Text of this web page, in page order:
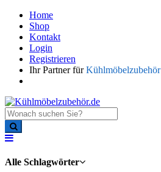
Home
Shop
Kontakt
Login
Registrieren
Ihr Partner fürKühlmöbelzubehör
Alle Schlagwörter